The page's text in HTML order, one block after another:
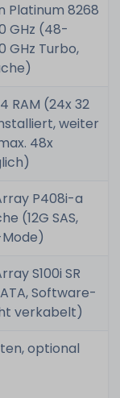
Platinum 8268
GHz (48-
GHz Turbo,
RAM (24x 32
weiter
48x
P408i-a
(12G SAS,
Mode)
S100i SR
Software-
verkabelt)
optional